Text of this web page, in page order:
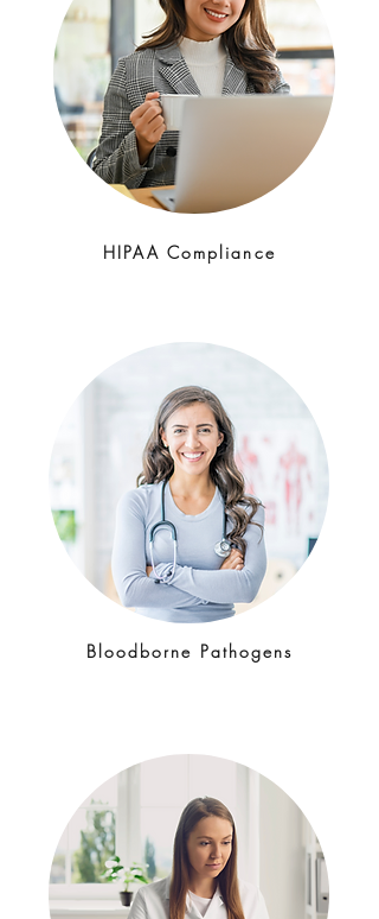
HIPAA Compliance
Bloodborne Pathogens